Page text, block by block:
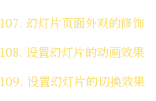
107. 幻灯片页面外观的修饰
108. 设置幻灯片的动画效果
109. 设置幻灯片的切换效果